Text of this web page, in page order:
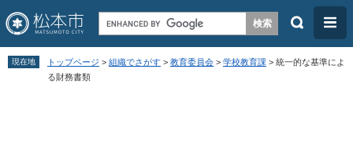
ペ
メ
検
メ
ニ
ュ
現在地 トップページ > 組織でさがす > 教育委員会 > 学校教育課 > 統一的な基準によ
る財務書類